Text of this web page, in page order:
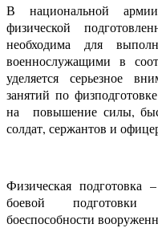
В национальной
физической
необходима для
военнослужащими в
уделяется серьезное
занятий по
на повышение силы,
солдат, сержантов и
Физическая подготовка
боевой подготовки
боеспособности